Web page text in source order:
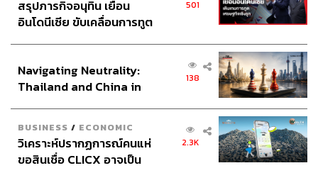
สรุปภารกิจอนุทิน เยือน
อินโดนีเซีย ขับเคลื่อนการทูต
อินโดนีเซีย
501
Navigating Neutrality:
Thailand and China in
138
BUSINESS / ECONOMIC
วิเคราะห์ปรากฏการณ์คนแห่
ขอสินเชื่อ CLICX อาจเป็น
2.3K